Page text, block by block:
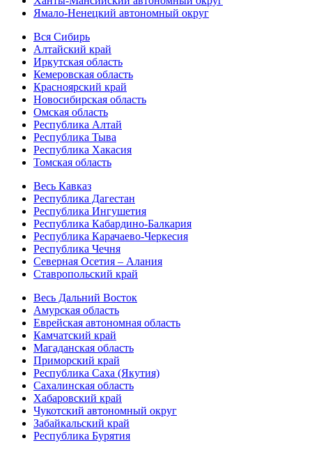
Ямало-Ненецкий автономный округ
Вся Сибирь
Алтайский край
Иркутская область
Кемеровская область
Красноярский край
Новосибирская область
Омская область
Республика Алтай
Республика Тыва
Республика Хакасия
Томская область
Весь Кавказ
Республика Дагестан
Республика Ингушетия
Республика Кабардино-Балкария
Республика Карачаево-Черкесия
Республика Чечня
Северная Осетия – Алания
Ставропольский край
Весь Дальний Восток
Амурская область
Еврейская автономная область
Камчатский край
Магаданская область
Приморский край
Республика Саха (Якутия)
Сахалинская область
Хабаровский край
Чукотский автономный округ
Забайкальский край
Республика Бурятия